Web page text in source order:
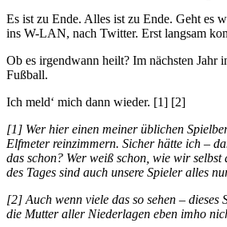
Es ist zu Ende. Alles ist zu Ende. Geht es
ins W-LAN, nach Twitter. Erst langsam
Ob es irgendwann heilt? Im nächsten
Fußball.
Ich meld‘ mich dann wieder. [1] [2]
[1] Wer hier einen meiner üblichen
Elfmeter reinzimmern. Sicher hätte ich –
das schon? Wer weiß schon, wie wir
des Tages sind auch unsere Spieler alles
[2] Auch wenn viele das so sehen – dieses
die Mutter aller Niederlagen eben imho